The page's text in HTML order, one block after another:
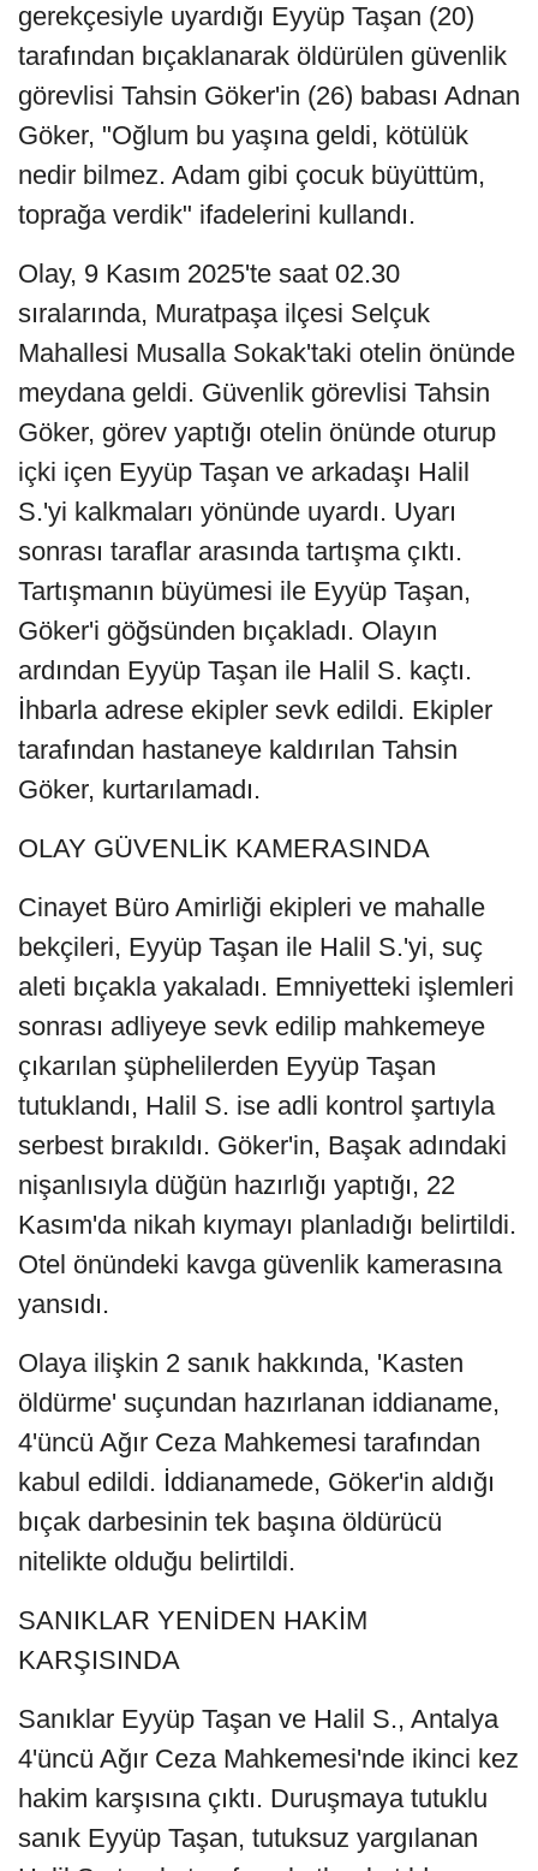
gerekçesiyle uyardığı Eyyüp Taşan (20)
tarafından bıçaklanarak öldürülen güvenlik
görevlisi Tahsin Göker'in (26) babası Adnan
Göker, "Oğlum bu yaşına geldi, kötülük
nedir bilmez. Adam gibi çocuk büyüttüm,
toprağa verdik" ifadelerini kullandı.
Olay, 9 Kasım 2025'te saat 02.30
sıralarında, Muratpaşa ilçesi Selçuk
Mahallesi Musalla Sokak'taki otelin önünde
meydana geldi. Güvenlik görevlisi Tahsin
Göker, görev yaptığı otelin önünde oturup
içki içen Eyyüp Taşan ve arkadaşı Halil
S.'yi kalkmaları yönünde uyardı. Uyarı
sonrası taraflar arasında tartışma çıktı.
Tartışmanın büyümesi ile Eyyüp Taşan,
Göker'i göğsünden bıçakladı. Olayın
ardından Eyyüp Taşan ile Halil S. kaçtı.
İhbarla adrese ekipler sevk edildi. Ekipler
tarafından hastaneye kaldırılan Tahsin
Göker, kurtarılamadı.
OLAY GÜVENLİK KAMERASINDA
Cinayet Büro Amirliği ekipleri ve mahalle
bekçileri, Eyyüp Taşan ile Halil S.'yi, suç
aleti bıçakla yakaladı. Emniyetteki işlemleri
sonrası adliyeye sevk edilip mahkemeye
çıkarılan şüphelilerden Eyyüp Taşan
tutuklandı, Halil S. ise adli kontrol şartıyla
serbest bırakıldı. Göker'in, Başak adındaki
nişanlısıyla düğün hazırlığı yaptığı, 22
Kasım'da nikah kıymayı planladığı belirtildi.
Otel önündeki kavga güvenlik kamerasına
yansıdı.
Olaya ilişkin 2 sanık hakkında, 'Kasten
öldürme' suçundan hazırlanan iddianame,
4'üncü Ağır Ceza Mahkemesi tarafından
kabul edildi. İddianamede, Göker'in aldığı
bıçak darbesinin tek başına öldürücü
nitelikte olduğu belirtildi.
SANIKLAR YENİDEN HAKİM
KARŞISINDA
Sanıklar Eyyüp Taşan ve Halil S., Antalya
4'üncü Ağır Ceza Mahkemesi'nde ikinci kez
hakim karşısına çıktı. Duruşmaya tutuklu
sanık Eyyüp Taşan, tutuksuz yargılanan